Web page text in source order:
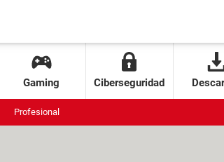
Gaming Ciberseguridad
Profesional